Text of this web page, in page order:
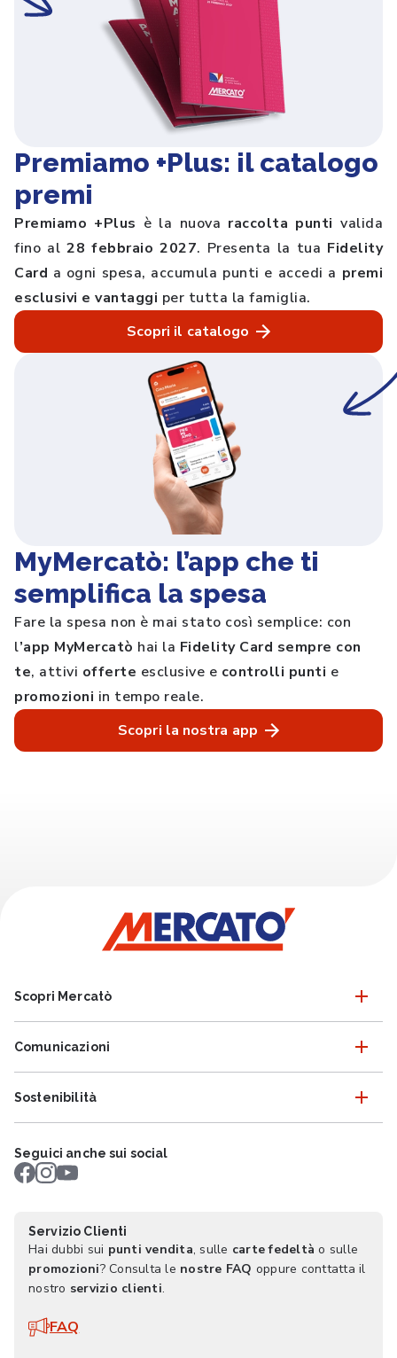
Premiamo +Plus: il catalogo
premi
Premiamo +Plus è la nuova raccolta punti valida
fino al 28 febbraio 2027. Presenta la tua Fidelity
Card a ogni spesa, accumula punti e accedi a premi
esclusivi e vantaggi per tutta la famiglia.
Scopri il catalogo
MyMercatò: l’app che ti
semplifica la spesa
Fare la spesa non è mai stato così semplice: con
l’app MyMercatò hai la Fidelity Card sempre con
te, attivi offerte esclusive e controlli punti e
promozioni in tempo reale.
Scopri la nostra app
Scopri Mercatò
Comunicazioni
Sostenibilità
Seguici anche sui social
Servizio Clienti
Hai dubbi sui punti vendita, sulle carte fedeltà o sulle
promozioni? Consulta le nostre FAQ oppure conttatta il
nostro servizio clienti.
FAQ